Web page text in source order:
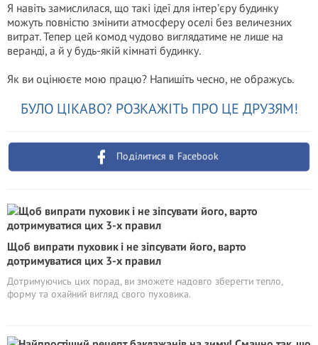
Я навіть замислилася, що такі ідеї для інтер’єру будинку
можуть повністю змінити атмосферу оселі без величезних
витрат. Тепер цей комод чудово виглядатиме не лише на
веранді, а й у будь-якій кімнаті будинку.
Як ви оцінюєте мою працю? Напишіть чесно, не ображусь.
БУЛО ЦІКАВО? РОЗКАЖІТЬ ПРО ЦЕ ДРУЗЯМ!
Поділитися в Facebook
Щоб випрати пуховик і не зіпсувати його, варто
дотримуватися цих 3-х правил
Дотримуючись цих порад, ви зможете надовго зберегти тепло,
форму та охайний вигляд свого пуховика.